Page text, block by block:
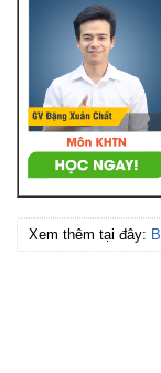
Xem thêm tại đây: